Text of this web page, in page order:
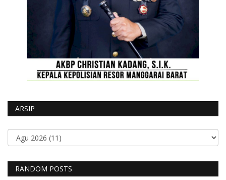
ARSIP
RANDOM POSTS